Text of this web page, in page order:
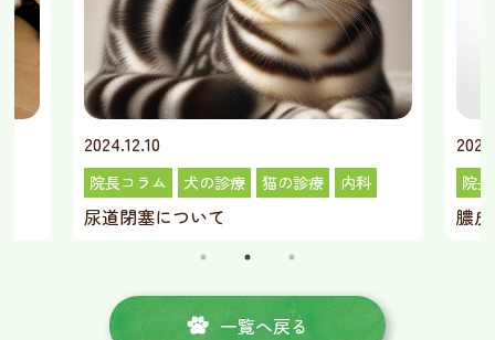
2024.11.10
院長コラム 犬の診療 内科 皮膚科
膿皮症について
院
猫
一覧へ戻る